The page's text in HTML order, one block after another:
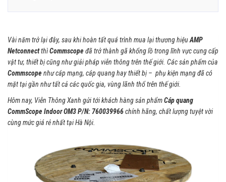
Vài năm trở lại đây, sau khi hoàn tất quá trình mua lại thương hiệuAMP
NetconnectthìCommscope đã trở thành gã khổng lồ trong lĩnh vực cung cấp
vật tư, thiết bị cũng như giải pháp viễn thông trên thế giới. Các sản phẩm của
Commscope như cáp mạng, cáp quang hay thiết bị – phụ kiện mạng đã có
mặt tại gần như tất cả các quốc gia, vùng lãnh thổ trên thế giới.
Hôm nay, Viễn Thông Xanh gửi tới khách hàng sản phẩmCáp quang
CommScope Indoor OM3 P/N: 760039966chính hãng, chất lượng tuyệt vời
cùng mức giá rẻ nhất tại Hà Nội.